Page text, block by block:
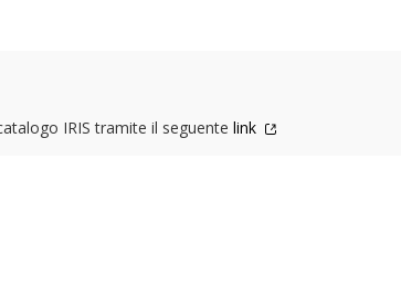
IRIS tramite il seguente link